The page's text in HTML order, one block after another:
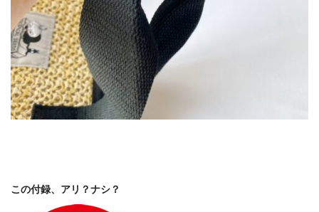
この付録、アリ？ナシ？